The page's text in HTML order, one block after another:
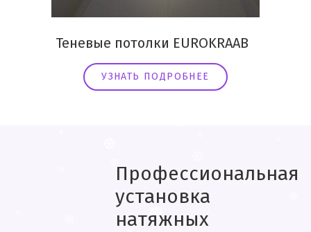
Теневые потолки EUROKRAAB
УЗНАТЬ ПОДРОБНЕЕ
❅
❄ ❆
*
❆
Профессиональная
установка
натяжных